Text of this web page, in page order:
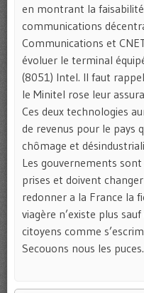
en montrant la faisabilité
communications
Communications et
évoluer le terminal
(8051) Intel. Il faut
le Minitel rose leur
Ces deux technologies
de revenus pour le pays
chômage et
Les gouvernements
prises et doivent
redonner a la France la
viagère n’existe plus
citoyens comme
Secouons nous les puces.